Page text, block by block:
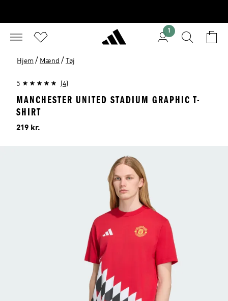
1
Hjem / Mænd / Tøj
5 (4)
MANCHESTER UNITED STADIUM GRAPHIC T-
SHIRT
Pris
219 kr.